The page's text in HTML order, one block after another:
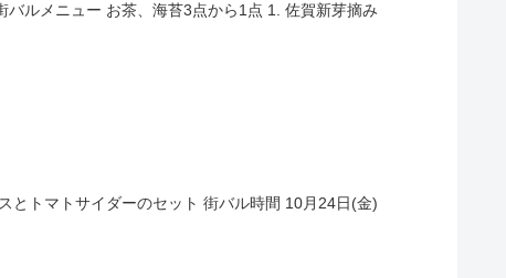
ルメニュー お茶、海苔3点から1点 1. 佐賀新芽摘み
とトマトサイダーのセット 街バル時間 10月24日(金)